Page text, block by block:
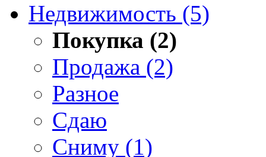
Недвижимость (5)
Покупка (2)
Продажа (2)
Разное
Сдаю
Сниму (1)